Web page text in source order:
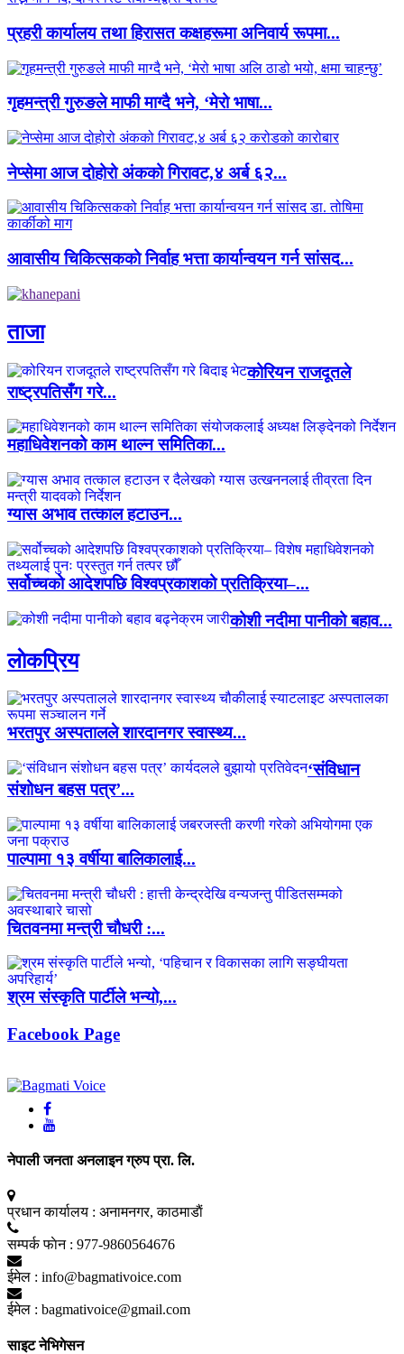
प्रहरी कार्यालय तथा हिरासत कक्षहरूमा अनिवार्य रूपमा...
गृहमन्त्री गुरुङले माफी माग्दै भने, ‘मेरो भाषा...
नेप्सेमा आज दोहोरो अंकको गिरावट,४ अर्ब ६२...
आवासीय चिकित्सकको निर्वाह भत्ता कार्यान्वयन गर्न सांसद...
ताजा
कोरियन राजदूतले
राष्ट्रपतिसँग गरे...
महाधिवेशनको काम थाल्न समितिका...
ग्यास अभाव तत्काल हटाउन...
सर्वोच्चको आदेशपछि विश्वप्रकाशको प्रतिक्रिया–...
कोशी नदीमा पानीको बहाव...
लाेकप्रिय
भरतपुर अस्पतालले शारदानगर स्वास्थ्य...
‘संविधान
संशोधन बहस पत्र’...
पाल्पामा १३ वर्षीया बालिकालाई...
चितवनमा मन्त्री चौधरी :...
श्रम संस्कृति पार्टीले भन्यो,...
Facebook Page
नेपाली जनता अनलाइन ग्रुप प्रा. लि.
प्रधान कार्यालय : अनामनगर, काठमाडाैं
सम्पर्क फाेन : 977-9860564676
ईमेल : info@bagmativoice.com
ईमेल : bagmativoice@gmail.com
साइट नेभिगेसन